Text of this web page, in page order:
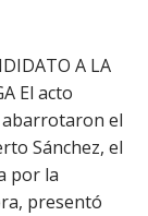
A LA
El acto
abarrotaron el
Sánchez, el
por la
presentó